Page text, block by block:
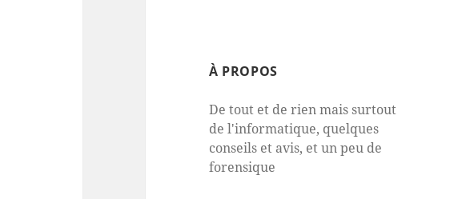
À PROPOS
De tout et de rien mais surtout
de l'informatique, quelques
conseils et avis, et un peu de
forensique